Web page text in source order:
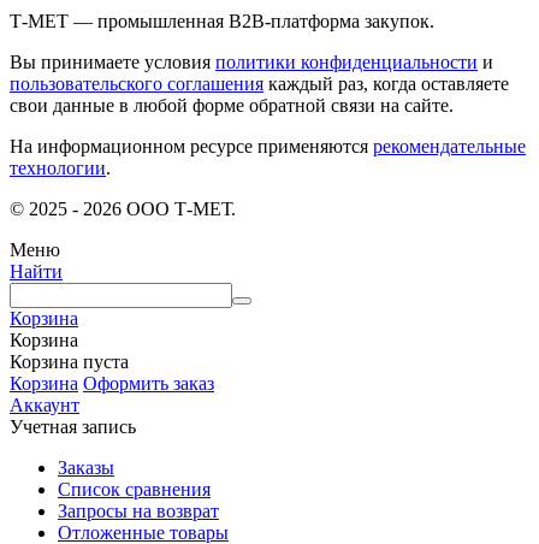
Т-МЕТ — промышленная B2B-платформа закупок.
Вы принимаете условия политики конфиденциальности и
пользовательского соглашения каждый раз, когда оставляете
свои данные в любой форме обратной связи на сайте.
На информационном ресурсе применяются рекомендательные
технологии.
© 2025 - 2026 ООО Т-МЕТ.
Меню
Найти
Корзина
Корзина
Корзина пуста
Корзина Оформить заказ
Аккаунт
Учетная запись
Заказы
Список сравнения
Запросы на возврат
Отложенные товары